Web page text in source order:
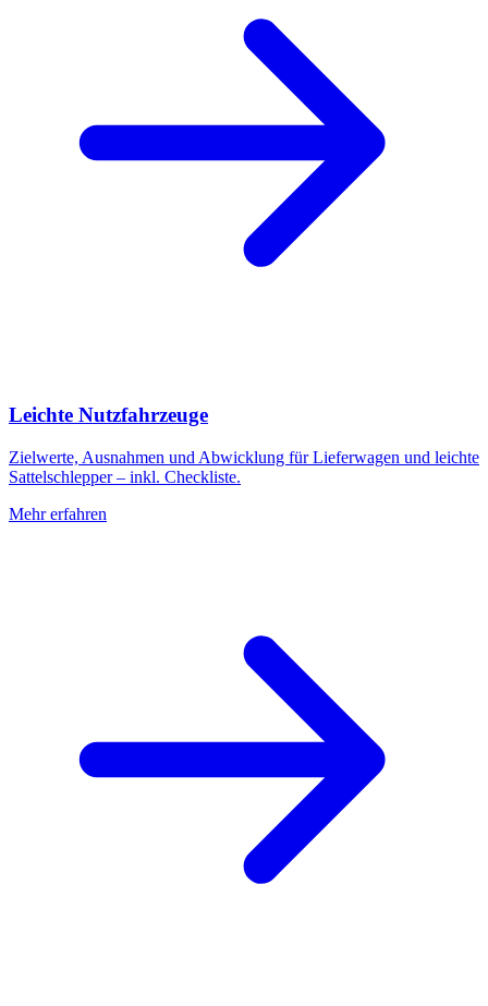
Leichte Nutzfahrzeuge
Zielwerte, Ausnahmen und Abwicklung für Lieferwagen und leichte
Sattelschlepper – inkl. Checkliste.
Mehr erfahren